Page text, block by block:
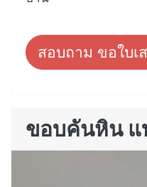
สอบถาม ขอใบเ
ขอบคันหิน แ